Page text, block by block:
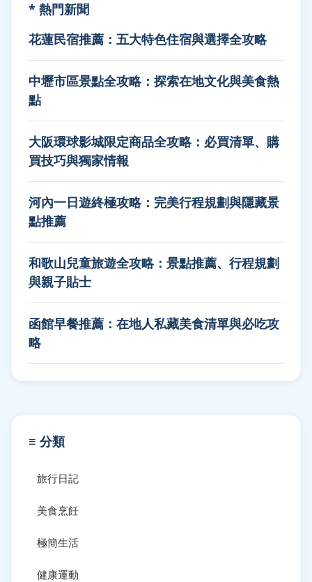
* 熱門新聞
花蓮民宿推薦：五大特色住宿與選擇全攻略
中壢市區景點全攻略：探索在地文化與美食熱
點
大阪環球影城限定商品全攻略：必買清單、購
買技巧與獨家情報
河內一日遊終極攻略：完美行程規劃與隱藏景
點推薦
和歌山兒童旅遊全攻略：景點推薦、行程規劃
與親子貼士
函館早餐推薦：在地人私藏美食清單與必吃攻
略
≡ 分類
旅行日記
美食烹飪
極簡生活
健康運動